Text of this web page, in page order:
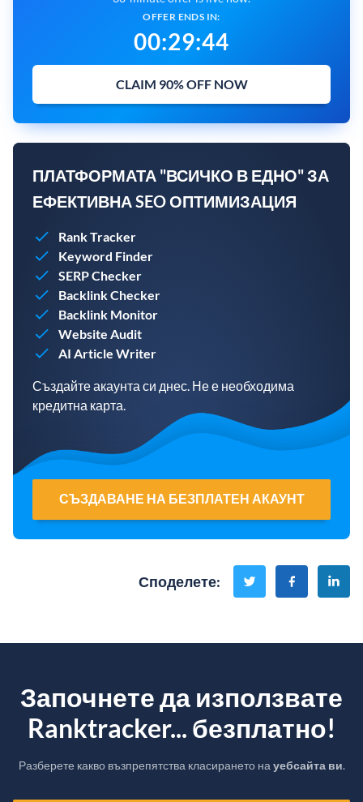
OFFER ENDS IN:
00:29:43
CLAIM 90% OFF NOW
ПЛАТФОРМАТА "ВСИЧКО В ЕДНО" ЗА
ЕФЕКТИВНА SEO ОПТИМИЗАЦИЯ
Rank Tracker
Keyword Finder
SERP Checker
Backlink Checker
Backlink Monitor
Website Audit
AI Article Writer
Създайте акаунта си днес. Не е необходима
кредитна карта.
СЪЗДАВАНЕ НА БЕЗПЛАТЕН АКАУНТ
Споделете:
Започнете да използвате
Ranktracker... безплатно!
Разберете какво възпрепятства класирането на уебсайта ви.